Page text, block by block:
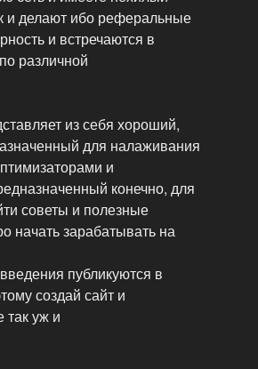
и делают ибо реферальные
и встречаются в
различной
из себя хороший,
для налаживания
и
конечно, для
советы и полезные
начать зарабатывать на
публикуются в
создай сайт и
так уж и